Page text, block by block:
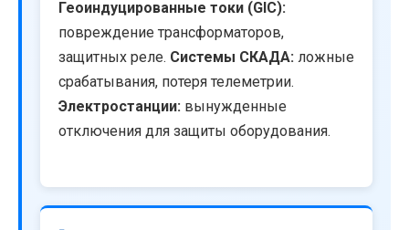
Геоиндуцированные токи (GIC):
повреждение трансформаторов,
защитных реле. Системы СКАДА: ложные
срабатывания, потеря телеметрии.
Электростанции: вынужденные
отключения для защиты оборудования.